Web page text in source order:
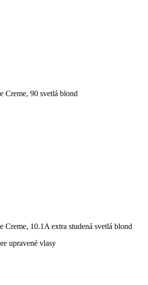
Creme, 90 svetlá blond
Creme, 10.1A extra studená svetlá blond
upravené vlasy